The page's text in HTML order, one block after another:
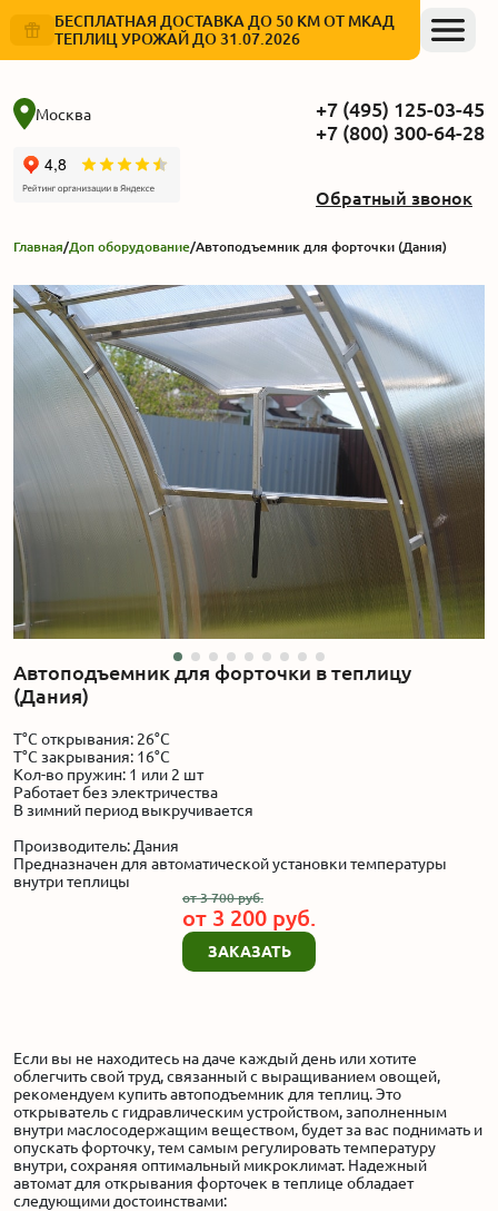
БЕСПЛАТНАЯ ДОСТАВКА ДО 50 КМ ОТ МКАД
ТЕПЛИЦ УРОЖАЙ ДО 31.07.2026
Производство
Выставка
Вопросы
Гарантии
Москва
+7 (495) 125-03-45
+7 (800) 300-64-28
Обратный звонок
Главная/Доп оборудование/Автоподъемник для форточки (Дания)
Автоподъемник для форточки в теплицу
(Дания)
Т°С открывания: 26°С
Т°С закрывания: 16°С
Кол-во пружин: 1 или 2 шт
Работает без электричества
В зимний период выкручивается
Производитель: Дания
Предназначен для автоматической установки температуры
внутри теплицы
от3 700руб.
от 3 200 руб.
ЗАКАЗАТЬ
Если вы не находитесь на даче каждый день или хотите
облегчить свой труд, связанный с выращиванием овощей,
рекомендуем купить автоподъемник для теплиц. Это
открыватель с гидравлическим устройством, заполненным
внутри маслосодержащим веществом, будет за вас поднимать и
опускать форточку, тем самым регулировать температуру
внутри, сохраняя оптимальный микроклимат. Надежный
автомат для открывания форточек в теплице обладает
следующими достоинствами: